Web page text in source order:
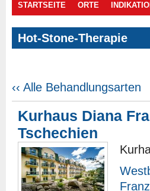
STARTSEITE ORTE
Hot-Stone-Therapie
‹‹ Alle Behandlungsarten
Kurhaus Diana
Tschechien